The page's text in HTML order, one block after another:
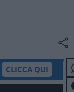
CLICCA QUI